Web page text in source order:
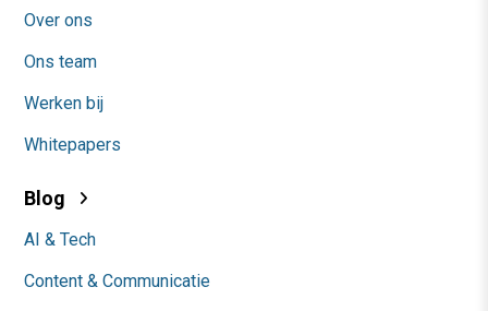
Over ons
Ons team
Werken bij
Whitepapers
Blog
AI & Tech
Content & Communicatie